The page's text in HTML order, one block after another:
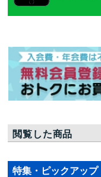
閲覧した商品
特集・ピックアップ